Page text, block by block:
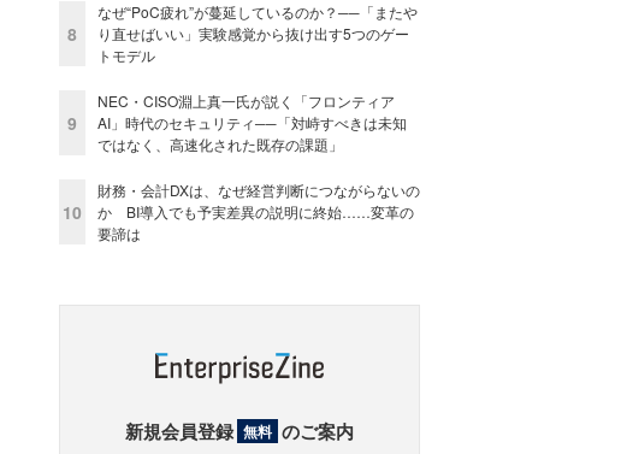
8
なぜ“PoC疲れ”が蔓延しているのか？──「またや
り直せばいい」実験感覚から抜け出す5つのゲー
トモデル
9
NEC・CISO淵上真一氏が説く「フロンティア
AI」時代のセキュリティ──「対峙すべきは未知
ではなく、高速化された既存の課題」
10
財務・会計DXは、なぜ経営判断につながらないの
か BI導入でも予実差異の説明に終始……変革の
要諦は
新規会員登録 無料 のご案内